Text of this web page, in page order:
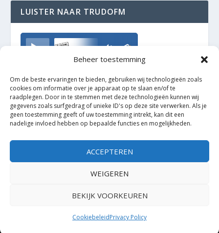
Beheer toestemming
Om de beste ervaringen te bieden, gebruiken wij technologieën zoals
cookies om informatie over je apparaat op te slaan en/of te
raadplegen. Door in te stemmen met deze technologieën kunnen wij
gegevens zoals surfgedrag of unieke ID's op deze site verwerken. Als je
geen toestemming geeft of uw toestemming intrekt, kan dit een
nadelige invloed hebben op bepaalde functies en mogelijkheden.
ACCEPTEREN
WEIGEREN
BEKIJK VOORKEUREN
CookiebeleidPrivacy Policy
LUISTER NAAR TRUDOFM
TrudoFM
Elegant Themes| Mogelijk gemaakt door